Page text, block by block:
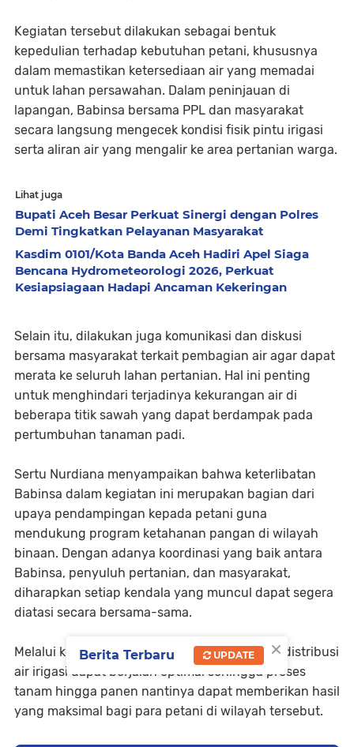
Kegiatan tersebut dilakukan sebagai bentuk
kepedulian terhadap kebutuhan petani, khususnya
dalam memastikan ketersediaan air yang memadai
untuk lahan persawahan. Dalam peninjauan di
lapangan, Babinsa bersama PPL dan masyarakat
secara langsung mengecek kondisi fisik pintu irigasi
serta aliran air yang mengalir ke area pertanian warga.
Lihat juga
Bupati Aceh Besar Perkuat Sinergi dengan Polres
Demi Tingkatkan Pelayanan Masyarakat
Kasdim 0101/Kota Banda Aceh Hadiri Apel Siaga
Bencana Hydrometeorologi 2026, Perkuat
Kesiapsiagaan Hadapi Ancaman Kekeringan
Selain itu, dilakukan juga komunikasi dan diskusi
bersama masyarakat terkait pembagian air agar dapat
merata ke seluruh lahan pertanian. Hal ini penting
untuk menghindari terjadinya kekurangan air di
beberapa titik sawah yang dapat berdampak pada
pertumbuhan tanaman padi.
Sertu Nurdiana menyampaikan bahwa keterlibatan
Babinsa dalam kegiatan ini merupakan bagian dari
upaya pendampingan kepada petani guna
mendukung program ketahanan pangan di wilayah
binaan. Dengan adanya koordinasi yang baik antara
Babinsa, penyuluh pertanian, dan masyarakat,
diharapkan setiap kendala yang muncul dapat segera
diatasi secara bersama-sama.
Melalui kegiatan pemantauan ini, diharapkan distribusi
air irigasi dapat berjalan optimal sehingga proses
tanam hingga panen nantinya dapat memberikan hasil
yang maksimal bagi para petani di wilayah tersebut.
×
Berita Terbaru UPDATE